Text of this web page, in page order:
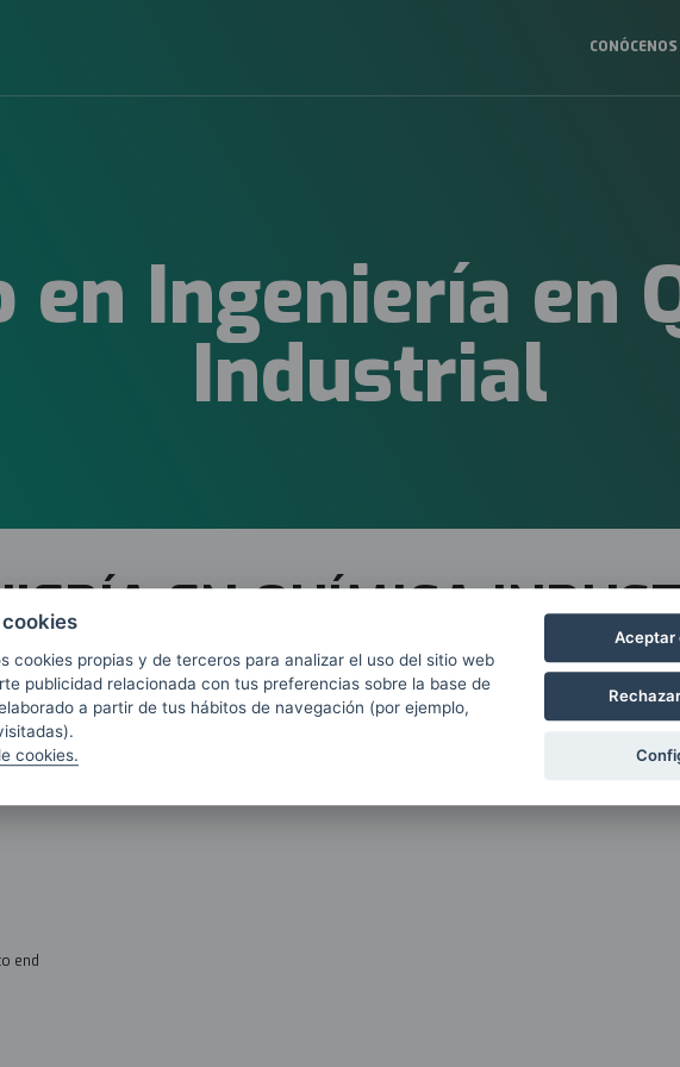
principal
CONÓCENOS
en Ingeniería en
Industrial
EN QUÍMICA
end
cookies propias y de terceros para analizar el uso del sitio web
publicidad relacionada con tus preferencias sobre la base de
a partir de tus hábitos de navegación (por ejemplo,
cookies.
Aceptar